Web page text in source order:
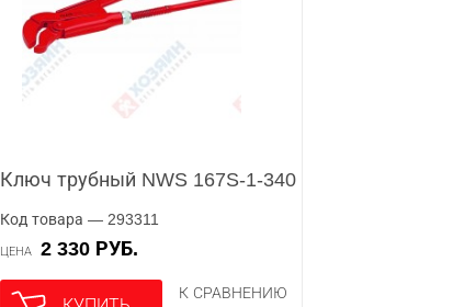
Ключ трубный NWS 167S-1-340
Код товара — 293311
ЦЕНА 2 330 РУБ.
К СРАВНЕНИЮ